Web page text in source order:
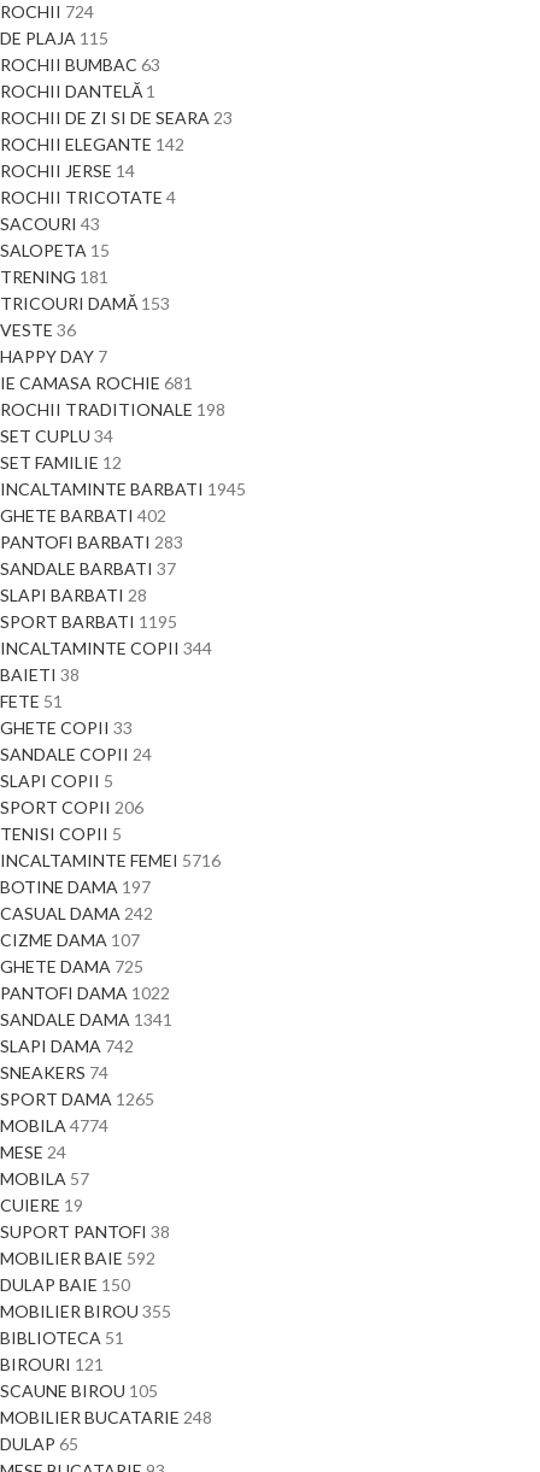
ROCHII 724
DE PLAJA 115
ROCHII BUMBAC 63
ROCHII DANTELĂ 1
ROCHII DE ZI SI DE SEARA 23
ROCHII ELEGANTE 142
ROCHII JERSE 14
ROCHII TRICOTATE 4
SACOURI 43
SALOPETA 15
TRENING 181
TRICOURI DAMĂ 153
VESTE 36
HAPPY DAY 7
IE CAMASA ROCHIE 681
ROCHII TRADITIONALE 198
SET CUPLU 34
SET FAMILIE 12
INCALTAMINTE BARBATI 1945
GHETE BARBATI 402
PANTOFI BARBATI 283
SANDALE BARBATI 37
SLAPI BARBATI 28
SPORT BARBATI 1195
INCALTAMINTE COPII 344
BAIETI 38
FETE 51
GHETE COPII 33
SANDALE COPII 24
SLAPI COPII 5
SPORT COPII 206
TENISI COPII 5
INCALTAMINTE FEMEI 5716
BOTINE DAMA 197
CASUAL DAMA 242
CIZME DAMA 107
GHETE DAMA 725
PANTOFI DAMA 1022
SANDALE DAMA 1341
SLAPI DAMA 742
SNEAKERS 74
SPORT DAMA 1265
MOBILA 4774
MESE 24
MOBILA 57
CUIERE 19
SUPORT PANTOFI 38
MOBILIER BAIE 592
DULAP BAIE 150
MOBILIER BIROU 355
BIBLIOTECA 51
BIROURI 121
SCAUNE BIROU 105
MOBILIER BUCATARIE 248
DULAP 65